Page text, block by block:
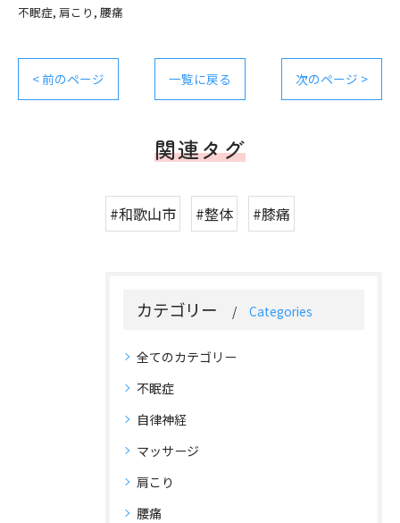
不眠症 肩こり 腰痛
< 前のページ 一覧に戻る 次のページ >
関連タグ
#和歌山市 #整体 #膝痛
カテゴリー Categories
全てのカテゴリー
不眠症
自律神経
マッサージ
肩こり
腰痛